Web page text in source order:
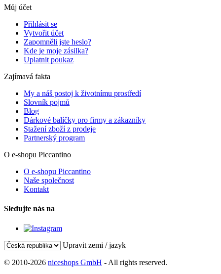
Můj účet
Přihlásit se
Vytvořit účet
Zapomněli jste heslo?
Kde je moje zásilka?
Uplatnit poukaz
Zajímavá fakta
My a náš postoj k životnímu prostředí
Slovník pojmů
Blog
Dárkové balíčky pro firmy a zákazníky
Stažení zboží z prodeje
Partnerský program
O e-shopu Piccantino
O e-shopu Piccantino
Naše společnost
Kontakt
Sledujte nás na
Upravit zemi / jazyk
© 2010-2026 niceshops GmbH - All rights reserved.